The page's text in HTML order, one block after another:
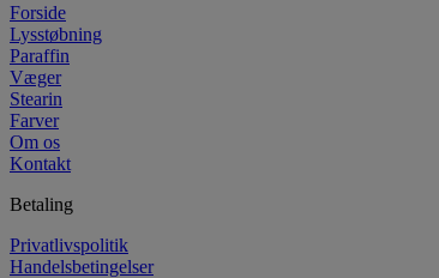
Forside
Lysstøbning
Paraffin
Væger
Stearin
Farver
Om os
Kontakt
Betaling
Privatlivspolitik
Handelsbetingelser